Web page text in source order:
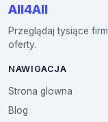
All4All
Przeglądaj tysiące
oferty.
NAWIGACJA
Strona glowna
Blog